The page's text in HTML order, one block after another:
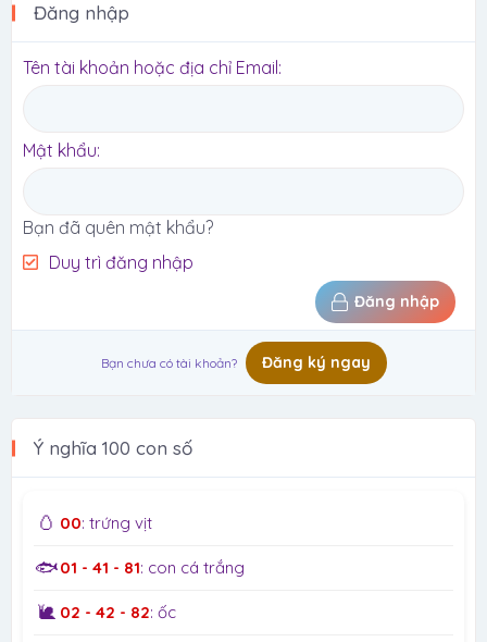
Đăng nhập
Tên tài khoản hoặc địa chỉ Email
Mật khẩu
Bạn đã quên mật khẩu?
Duy trì đăng nhập
Đăng nhập
Bạn chưa có tài khoản? Đăng ký ngay
Ý nghĩa 100 con số
🥚 00: trứng vịt
🐟01 - 41 - 81: con cá trắng
🐌 02 - 42 - 82: ốc